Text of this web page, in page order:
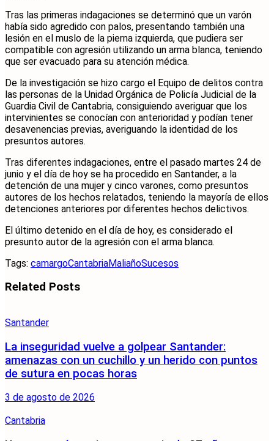
Tras las primeras indagaciones se determinó que un varón
había sido agredido con palos, presentando también una
lesión en el muslo de la pierna izquierda, que pudiera ser
compatible con agresión utilizando un arma blanca, teniendo
que ser evacuado para su atención médica.
De la investigación se hizo cargo el Equipo de delitos contra
las personas de la Unidad Orgánica de Policía Judicial de la
Guardia Civil de Cantabria, consiguiendo averiguar que los
intervinientes se conocían con anterioridad y podían tener
desavenencias previas, averiguando la identidad de los
presuntos autores.
Tras diferentes indagaciones, entre el pasado martes 24 de
junio y el día de hoy se ha procedido en Santander, a la
detención de una mujer y cinco varones, como presuntos
autores de los hechos relatados, teniendo la mayoría de ellos
detenciones anteriores por diferentes hechos delictivos.
El último detenido en el día de hoy, es considerado el
presunto autor de la agresión con el arma blanca.
Tags: camargoCantabriaMaliañoSucesos
Related Posts
Santander
La inseguridad vuelve a golpear Santander:
amenazas con un cuchillo y un herido con puntos
de sutura en pocas horas
3 de agosto de 2026
Cantabria